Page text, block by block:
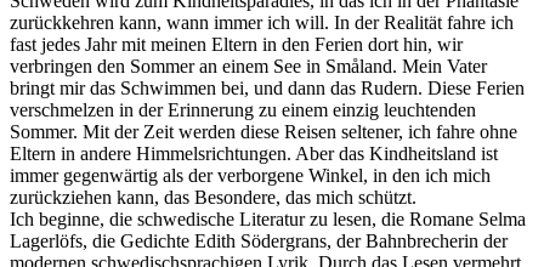
zurückkehren kann, wann immer ich will. In der Realität fahre ich
fast jedes Jahr mit meinen Eltern in den Ferien dort hin, wir
verbringen den Sommer an einem See in Småland. Mein Vater
bringt mir das Schwimmen bei, und dann das Rudern. Diese Ferien
verschmelzen in der Erinnerung zu einem einzig leuchtenden
Sommer. Mit der Zeit werden diese Reisen seltener, ich fahre ohne
Eltern in andere Himmelsrichtungen. Aber das Kindheitsland ist
immer gegenwärtig als der verborgene Winkel, in den ich mich
zurückziehen kann, das Besondere, das mich schützt.
Ich beginne, die schwedische Literatur zu lesen, die Romane Selma
Lagerlöfs, die Gedichte Edith Södergrans, der Bahnbrecherin der